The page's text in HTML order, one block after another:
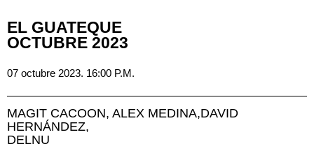
EL GUATEQUE
OCTUBRE 2023
07 octubre 2023. 16:00 P.M.
MAGIT CACOON, ALEX MEDINA,DAVID
HERNÁNDEZ,
DELNU